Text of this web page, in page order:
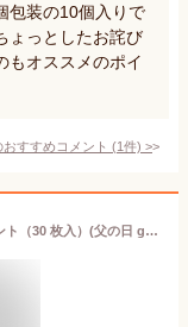
包装の10個入りで
ょっとしたお詫び
もオススメのポイ
すすめコメント (1件) >
GODIVA ラングドシャクッキーアソートメント（30 枚入）(父の日 godiva ゴディバ チョコレート ギフト プレゼント 贈り物 お祝い 内祝い 結婚祝い 結婚内祝い 出産内祝い 手土産 お返し お礼 快気祝い 退職祝い 引越祝い 詰め合わせ 挨拶)